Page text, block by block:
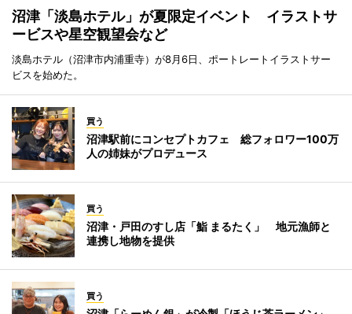
沼津「淡島ホテル」が夏限定イベント イラストサ
ービスや星空観望会など
淡島ホテル（沼津市内浦重寺）が8月6日、ポートレートイラストサー
ビスを始めた。
買う
沼津駅前にコンセプトカフェ 総フォロワー100万
人の姉妹がプロデュース
買う
沼津・戸田のすし店「鮨 まるたく」 地元漁師と
連携し地物を提供
買う